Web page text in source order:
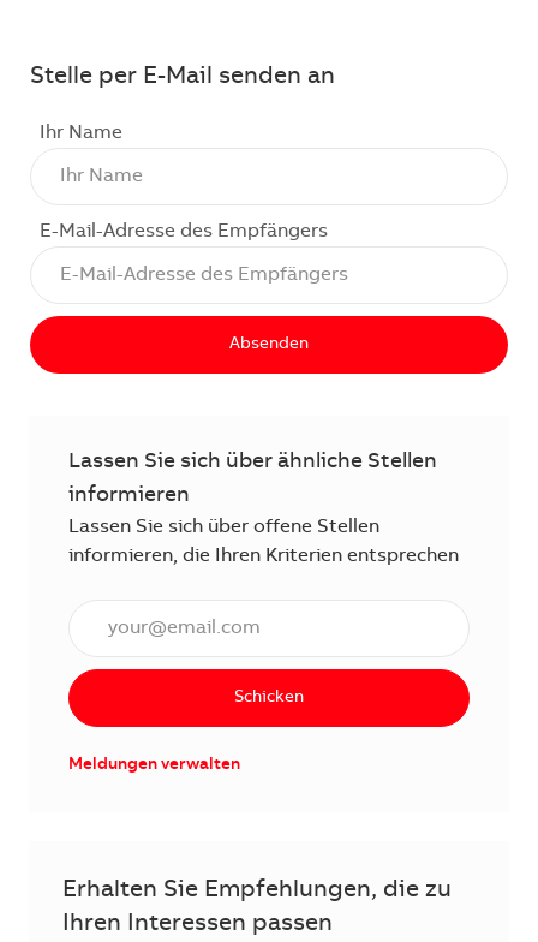
Stelle per E-Mail senden an
Ihr Name
E-Mail-Adresse des Empfängers
Absenden
Lassen Sie sich über ähnliche Stellen
informieren
Lassen Sie sich über offene Stellen
informieren, die Ihren Kriterien entsprechen
Schicken
Meldungen verwalten
Erhalten Sie Empfehlungen, die zu
Ihren Interessen passen